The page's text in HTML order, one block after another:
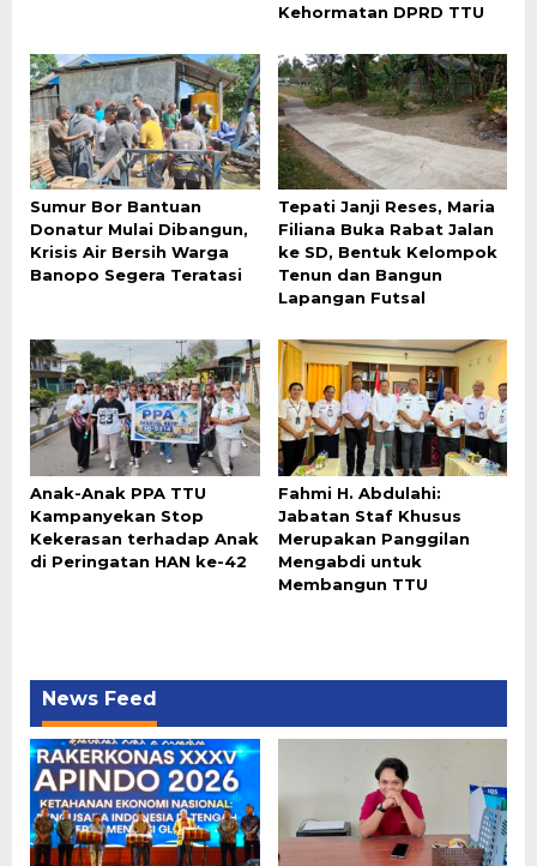
Kehormatan DPRD TTU
Sumur Bor Bantuan
Donatur Mulai Dibangun,
Krisis Air Bersih Warga
Banopo Segera Teratasi
Tepati Janji Reses, Maria
Filiana Buka Rabat Jalan
ke SD, Bentuk Kelompok
Tenun dan Bangun
Lapangan Futsal
Anak-Anak PPA TTU
Kampanyekan Stop
Kekerasan terhadap Anak
di Peringatan HAN ke-42
Fahmi H. Abdulahi:
Jabatan Staf Khusus
Merupakan Panggilan
Mengabdi untuk
Membangun TTU
News Feed